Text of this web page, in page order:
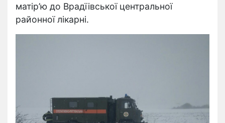
матір’ю до Врадїівської центральної
районної лікарні.